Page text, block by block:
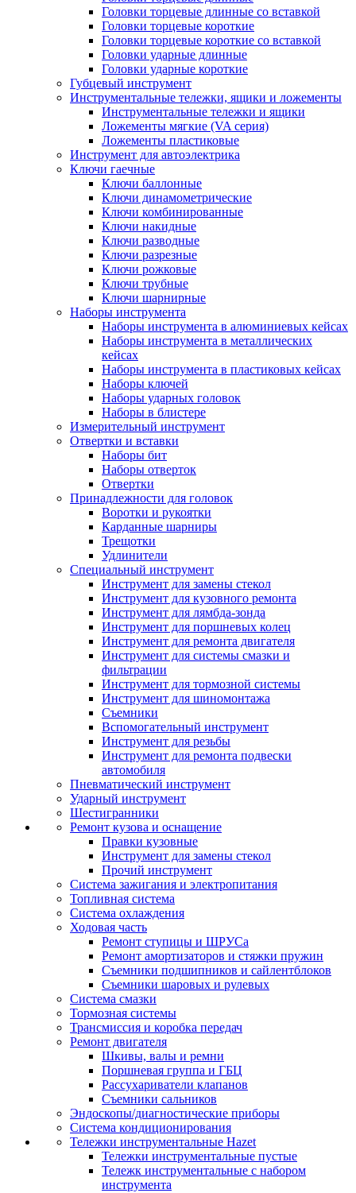
Головки торцевые длинные со вставкой
Головки торцевые короткие
Головки торцевые короткие со вставкой
Головки ударные длинные
Головки ударные короткие
Губцевый инструмент
Инструментальные тележки, ящики и ложементы
Инструментальные тележки и ящики
Ложементы мягкие (VA серия)
Ложементы пластиковые
Инструмент для автоэлектрика
Ключи гаечные
Ключи баллонные
Ключи динамометрические
Ключи комбинированные
Ключи накидные
Ключи разводные
Ключи разрезные
Ключи рожковые
Ключи трубные
Ключи шарнирные
Наборы инструмента
Наборы инструмента в алюминиевых кейсах
Наборы инструмента в металлических
кейсах
Наборы инструмента в пластиковых кейсах
Наборы ключей
Наборы ударных головок
Наборы в блистере
Измерительный инструмент
Отвертки и вставки
Наборы бит
Наборы отверток
Отвертки
Принадлежности для головок
Воротки и рукоятки
Карданные шарниры
Трещотки
Удлинители
Специальный инструмент
Инструмент для замены стекол
Инструмент для кузовного ремонта
Инструмент для лямбда-зонда
Инструмент для поршневых колец
Инструмент для ремонта двигателя
Инструмент для системы смазки и
фильтрации
Инструмент для тормозной системы
Инструмент для шиномонтажа
Съемники
Вспомогательный инструмент
Инструмент для резьбы
Инструмент для ремонта подвески
автомобиля
Пневматический инструмент
Ударный инструмент
Шестигранники
Ремонт кузова и оснащение
Правки кузовные
Инструмент для замены стекол
Прочий инструмент
Система зажигания и электропитания
Топливная система
Система охлаждения
Ходовая часть
Ремонт ступицы и ШРУСа
Ремонт амортизаторов и стяжки пружин
Съемники подшипников и сайлентблоков
Съемники шаровых и рулевых
Система смазки
Тормозная системы
Трансмиссия и коробка передач
Ремонт двигателя
Шкивы, валы и ремни
Поршневая группа и ГБЦ
Рассухариватели клапанов
Съемники сальников
Эндоскопы/диагностические приборы
Система кондиционирования
Тележки инструментальные Hazet
Тележки инструментальные пустые
Тележк инструментальные с набором
инструмента